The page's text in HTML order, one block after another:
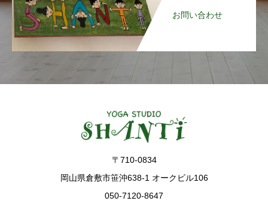
お問い合わせ
〒710-0834
岡山県倉敷市笹沖638-1 オークビル106
050-7120-8647